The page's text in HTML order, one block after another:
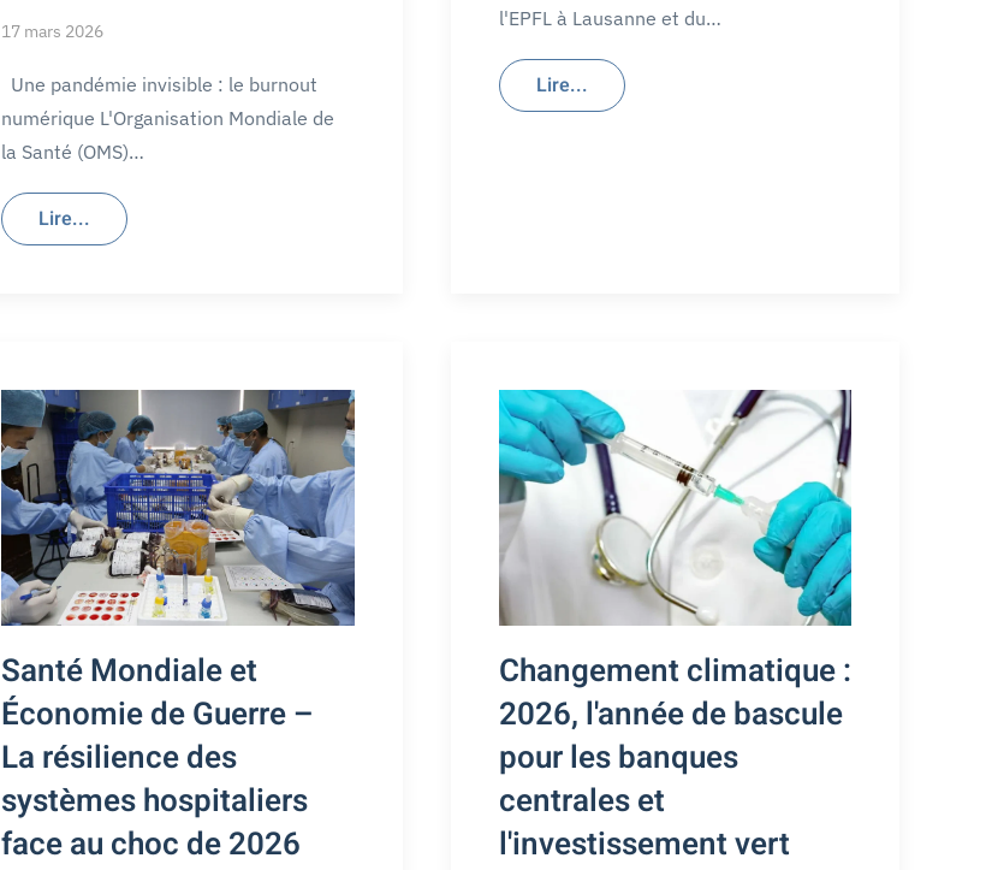
17 mars 2026
Une pandémie invisible : le burnout
numérique L'Organisation Mondiale de
la Santé (OMS)…
Lire...
l'EPFL à Lausanne et du…
Lire...
Santé Mondiale et
Économie de Guerre –
La résilience des
systèmes hospitaliers
face au choc de 2026
Changement climatique :
2026, l'année de bascule
pour les banques
centrales et
l'investissement vert